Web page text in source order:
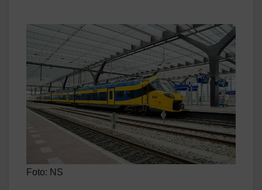
Foto: NS